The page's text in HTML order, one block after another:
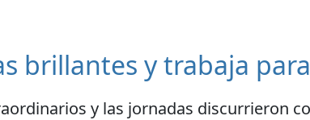
brillantes y trabaja
y las jornadas discurrieron